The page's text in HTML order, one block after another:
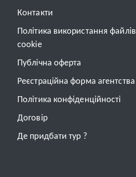
Контакти
Політика використання файлів
cookie
Публічна оферта
Реєстраційна форма агентства
Політика конфіденційності
Договiр
Де придбати тур ?